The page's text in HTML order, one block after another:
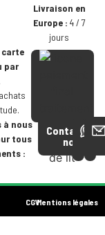
Livraison en
Europe : 4 / 7
jours
carte
par
à nous
tous
:
Contactez-
nous
CGVMentions légales